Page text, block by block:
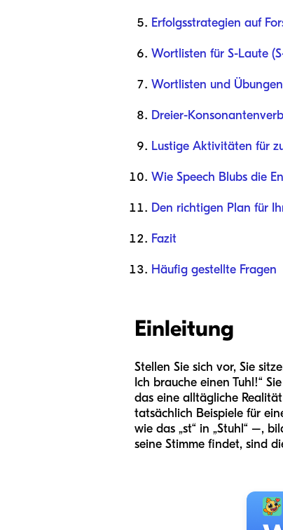
Erfolgsstrategien auf
Wortlisten für S-Laute
Wortlisten und
Dreier-
Lustige Aktivitäten für
Wie Speech Blubs die
Den richtigen Plan für
Fazit
Häufig gestellte Fragen
Einleitung
Stellen Sie sich vor, Sie
Ich brauche einen Tuhl!“
das eine alltägliche
tatsächlich Beispiele für
wie das „st“ in „Stuhl“ –,
seine Stimme findet, sind